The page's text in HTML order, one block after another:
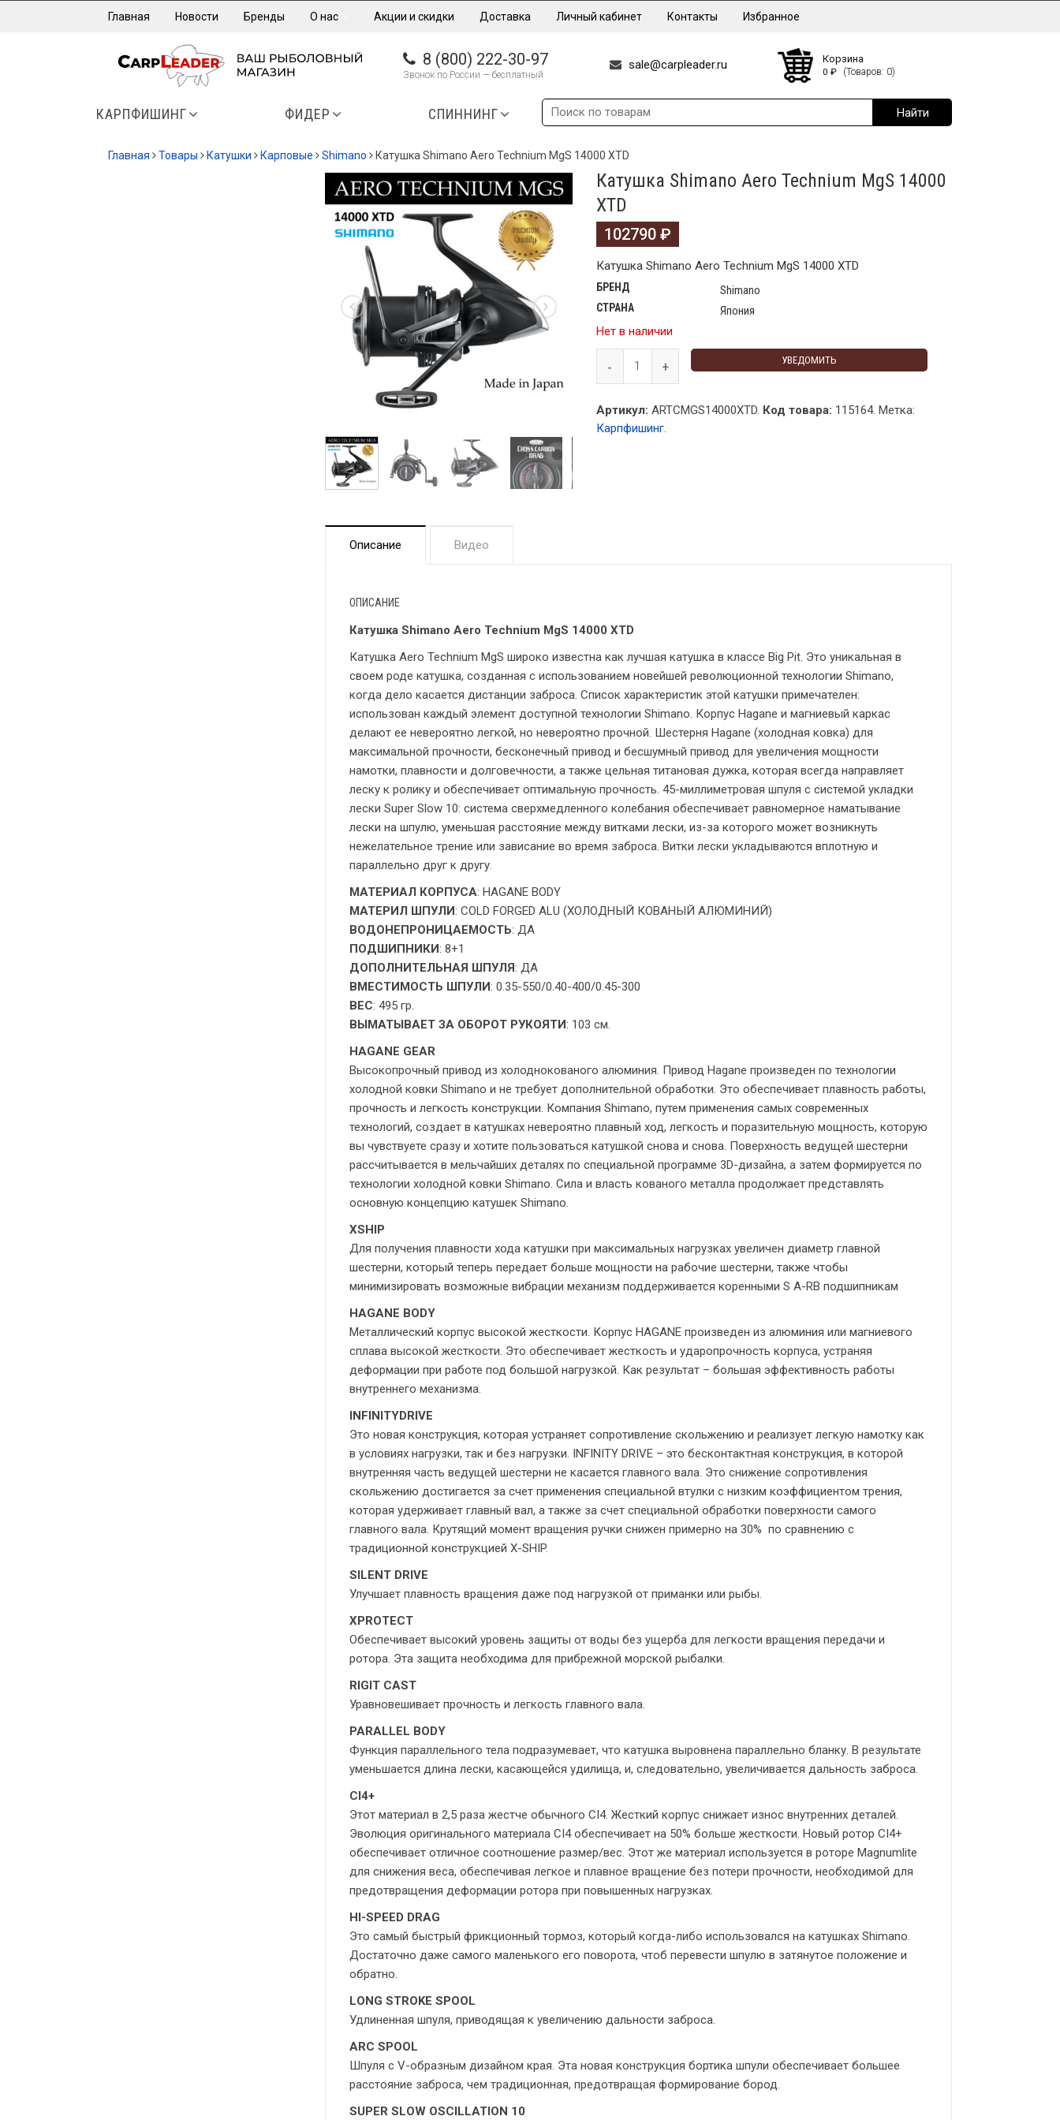
Главная Новости Бренды О нас Акции и скидки Доставка Личный кабинет Контакты Избранное
8 (800) 222-30-97
Звонок по России — бесплатный
sale@carpleader.ru Корзина
0 ₽ (Товаров: 0)
КАРПФИШИНГ ФИДЕР СПИННИНГ
Главная Товары Катушки Карповые Shimano Катушка Shimano Aero Technium MgS 14000 XTD
Катушка Shimano Aero Technium MgS 14000
XTD
102790 ₽
Катушка Shimano Aero Technium MgS 14000 XTD
БРЕНД Shimano
СТРАНА
Япония
Нет в наличии
УВЕДОМИТЬ
Артикул: ARTCMGS14000XTD. Код товара: 115164. Метка:
Карпфишинг.
Описание Видео
ОПИСАНИЕ
Катушка Shimano Aero Technium MgS 14000 XTD
Катушка Aero Technium MgS широко известна как лучшая катушка в классе Big Pit. Это уникальная в
своем роде катушка, созданная с использованием новейшей революционной технологии Shimano,
когда дело касается дистанции заброса. Список характеристик этой катушки примечателен:
использован каждый элемент доступной технологии Shimano. Корпус Hagane и магниевый каркас
делают ее невероятно легкой, но невероятно прочной. Шестерня Hagane (холодная ковка) для
максимальной прочности, бесконечный привод и бесшумный привод для увеличения мощности
намотки, плавности и долговечности, а также цельная титановая дужка, которая всегда направляет
леску к ролику и обеспечивает оптимальную прочность. 45-миллиметровая шпуля с системой укладки
лески Super Slow 10: система сверхмедленного колебания обеспечивает равномерное наматывание
лески на шпулю, уменьшая расстояние между витками лески, из-за которого может возникнуть
нежелательное трение или зависание во время заброса. Витки лески укладываются вплотную и
параллельно друг к другу.
МАТЕРИАЛ КОРПУСА: HAGANE BODY
МАТЕРИЛ ШПУЛИ: COLD FORGED ALU (ХОЛОДНЫЙ КОВАНЫЙ АЛЮМИНИЙ)
ВОДОНЕПРОНИЦАЕМОСТЬ: ДА
ПОДШИПНИКИ: 8+1
ДОПОЛНИТЕЛЬНАЯ ШПУЛЯ: ДА
ВМЕСТИМОСТЬ ШПУЛИ: 0.35-550/0.40-400/0.45-300
ВЕС: 495 гр.
ВЫМАТЫВАЕТ ЗА ОБОРОТ РУКОЯТИ: 103 см.
HAGANE GEAR
Высокопрочный привод из холоднокованого алюминия. Привод Hagane произведен по технологии
холодной ковки Shimano и не требует дополнительной обработки. Это обеспечивает плавность работы,
прочность и легкость конструкции. Компания Shimano, путем применения самых современных
технологий, создает в катушках невероятно плавный ход, легкость и поразительную мощность, которую
вы чувствуете сразу и хотите пользоваться катушкой снова и снова. Поверхность ведущей шестерни
рассчитывается в мельчайших деталях по специальной программе 3D-дизайна, а затем формируется по
технологии холодной ковки Shimano. Сила и власть кованого металла продолжает представлять
основную концепцию катушек Shimano.
XSHIP
Для получения плавности хода катушки при максимальных нагрузках увеличен диаметр главной
шестерни, который теперь передает больше мощности на рабочие шестерни, также чтобы
минимизировать возможные вибрации механизм поддерживается коренными S A-RB подшипникам
HAGANE BODY
Металлический корпус высокой жесткости. Корпус HAGANE произведен из алюминия или магниевого
сплава высокой жесткости. Это обеспечивает жесткость и ударопрочность корпуса, устраняя
деформации при работе под большой нагрузкой. Как результат – большая эффективность работы
внутреннего механизма.
INFINITYDRIVE
Это новая конструкция, которая устраняет сопротивление скольжению и реализует легкую намотку как
в условиях нагрузки, так и без нагрузки. INFINITY DRIVE – это бесконтактная конструкция, в которой
внутренняя часть ведущей шестерни не касается главного вала. Это снижение сопротивления
скольжению достигается за счет применения специальной втулки с низким коэффициентом трения,
которая удерживает главный вал, а также за счет специальной обработки поверхности самого
главного вала. Крутящий момент вращения ручки снижен примерно на 30% по сравнению с
традиционной конструкцией X-SHIP.
SILENT DRIVE
Улучшает плавность вращения даже под нагрузкой от приманки или рыбы.
XPROTECT
Обеспечивает высокий уровень защиты от воды без ущерба для легкости вращения передачи и
ротора. Эта защита необходима для прибрежной морской рыбалки.
RIGIT CAST
Уравновешивает прочность и легкость главного вала.
PARALLEL BODY
Функция параллельного тела подразумевает, что катушка выровнена параллельно бланку. В результате
уменьшается длина лески, касающейся удилища, и, следовательно, увеличивается дальность заброса.
CI4+
Этот материал в 2,5 раза жестче обычного CI4. Жесткий корпус снижает износ внутренних деталей.
Эволюция оригинального материала CI4 обеспечивает на 50% больше жесткости. Новый ротор CI4+
обеспечивает отличное соотношение размер/вес. Этот же материал используется в роторе Magnumlite
для снижения веса, обеспечивая легкое и плавное вращение без потери прочности, необходимой для
предотвращения деформации ротора при повышенных нагрузках.
HI-SPEED DRAG
Это самый быстрый фрикционный тормоз, который когда-либо использовался на катушках Shimano.
Достаточно даже самого маленького его поворота, чтоб перевести шпулю в затянутое положение и
обратно.
LONG STROKE SPOOL
Удлиненная шпуля, приводящая к увеличению дальности заброса.
ARC SPOOL
Шпуля с V-образным дизайном края. Эта новая конструкция бортика шпули обеспечивает большее
расстояние заброса, чем традиционная, предотвращая формирование бород.
SUPER SLOW OSCILLATION 10